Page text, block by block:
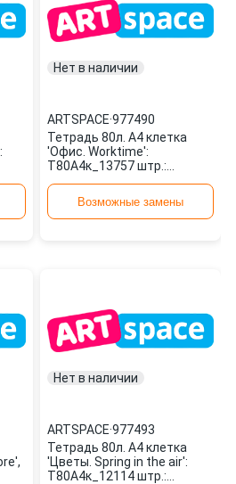
Нет в наличии
ARTSPACE·977490
Тетрадь 80л. А4 клетка
'Офис. Worktime':
Т80А4к_13757 штр.:
ARTSPACEВозможные замены
Нет в наличии
ARTSPACE·977493
Тетрадь 80л. А4 клетка
'Цветы. Spring in the air':
Т80А4к_12114 штр.: